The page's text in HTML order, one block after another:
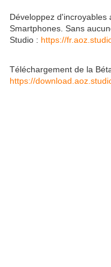
Développez d'incroyables
Smartphones. Sans
Studio : https://
Téléchargement de la
https://